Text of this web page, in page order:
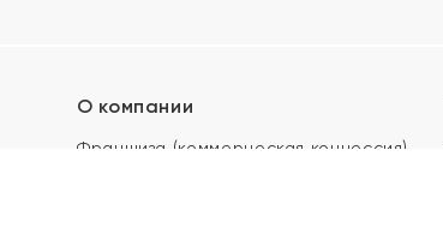
О компании
Франшиза (коммерческая концессия)